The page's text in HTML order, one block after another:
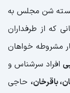
شن مجلس به
که از طرفداران
مشروطه خواهان
افراد سرشناس و
باقرخان، حاجی